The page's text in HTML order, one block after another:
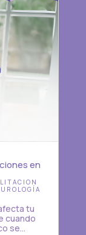
en
UROLOGÍA
tu
cuando
se...